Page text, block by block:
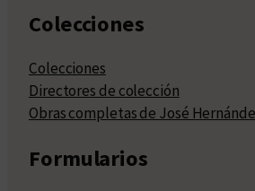
Colecciones
Colecciones
Directores de colección
Obras completas de José
Formularios